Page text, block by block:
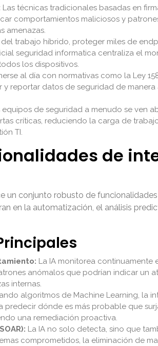
Las técnicas tradicionales basadas en
comportamientos maliciosos y
amenazas.
trabajo híbrido, proteger miles de
seguridad informatica centraliza el
los dispositivos.
al día con normativas como la Ley
y reportar datos de seguridad de
equipos de seguridad a menudo se ven
críticas, reduciendo la carga de
TI.
de
un conjunto robusto de
en la automatización, el análisis
La IA monitorea continuamente
anómalos que podrían indicar un
internas.
algoritmos de Machine Learning, la
dónde es más probable que
una remediación proactiva.
La IA no solo detecta, sino que
comprometidos, la eliminación de